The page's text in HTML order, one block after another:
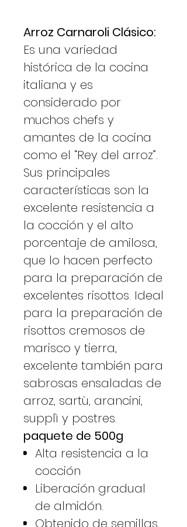
Arroz Carnaroli Clásico:
Es una variedad
histórica de la cocina
italiana y es
considerado por
muchos chefs y
amantes de la cocina
como el “Rey del arroz”.
Sus principales
características son la
excelente resistencia a
la cocción y el alto
porcentaje de amilosa,
que lo hacen perfecto
para la preparación de
excelentes risottos. Ideal
para la preparación de
risottos cremosos de
marisco y tierra,
excelente también para
sabrosas ensaladas de
arroz, sartù, arancini,
supplì y postres.
paquete de 500g
Alta resistencia a la
cocción
Liberación gradual
de almidón.
Obtenido de semillas